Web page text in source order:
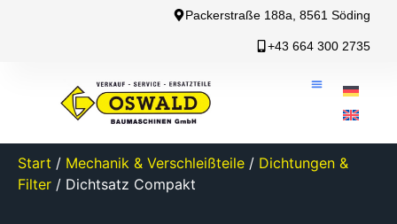
+43 664 300 2735
Packerstraße 188a, 8561 Söding
Start / Mechanik & Verschleißteile / Dichtungen &
Filter / Dichtsatz Compakt